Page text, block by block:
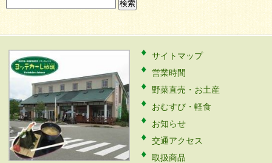
索:
サイトマップ
営業時間
野菜直売・お土産
おむすび・軽食
お知らせ
交通アクセス
取扱商品